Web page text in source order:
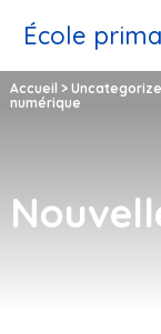
École
Accueil >
numérique